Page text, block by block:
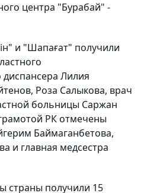
центра "Бурабай" -
и "Шапағат" получили
диспансера Лилия
Роза Салыкова, врач
больницы Саржан
РК отмечены
Баймаганбетова,
и главная медсестра
страны получили 15